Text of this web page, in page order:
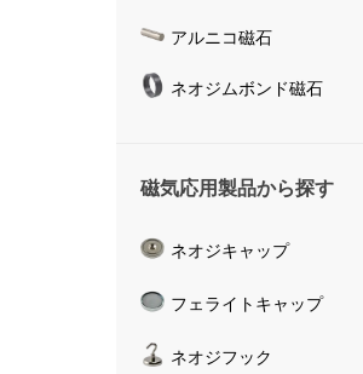
アルニコ磁石
ネオジムボンド磁石
磁気応用製品から探す
ネオジキャップ
フェライトキャップ
ネオジフック